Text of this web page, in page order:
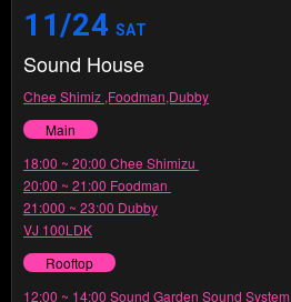
11/24 SAT
Sound House
Chee Shimiz ,Foodman,Dubby
Main
18:00 ~ 20:00 Chee Shimizu
20:00 ~ 21:00 Foodman
21:000 ~ 23:00 Dubby
VJ 100LDK
Rooftop
12:00 ~ 14:00 Sound Garden Sound System